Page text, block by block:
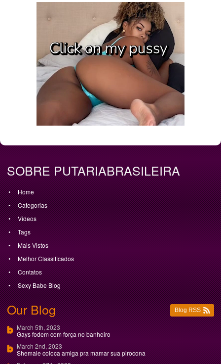
SOBRE PUTARIABRASILEIRA
Home
Categorias
Videos
Tags
Mais Vistos
Melhor Classificados
Contatos
Sexy Babe Blog
Blog RSS
Our Blog
March 5th, 2023
Gays fodem com força no banheiro
March 2nd, 2023
Shemale coloca amiga pra mamar sua pirocona